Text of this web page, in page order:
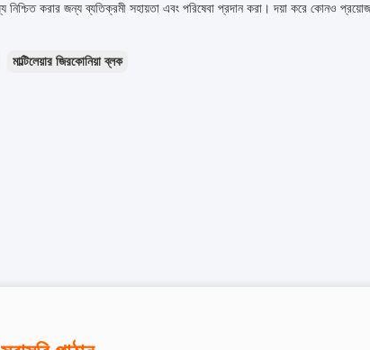
করার জন্য ব্যতিক্রমী সহায়তা এবং পরিষেবা প্রদান করা। দয়া করে কোনও
মাল্টিলেয়ার জিরকোনিয়া ব্লক